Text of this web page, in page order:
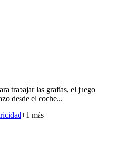
trabajar las grafías, el juego
desde el coche...
+1 más